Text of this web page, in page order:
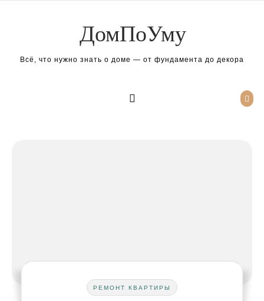
ДомПоУму
Всё, что нужно знать о доме — от фундамента до декора
РЕМОНТ КВАРТИРЫ